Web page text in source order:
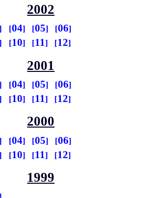
2002
04 05
06
10 11 12
2001
04 05
06
10 11 12
2000
04 05
06
10 11 12
1999